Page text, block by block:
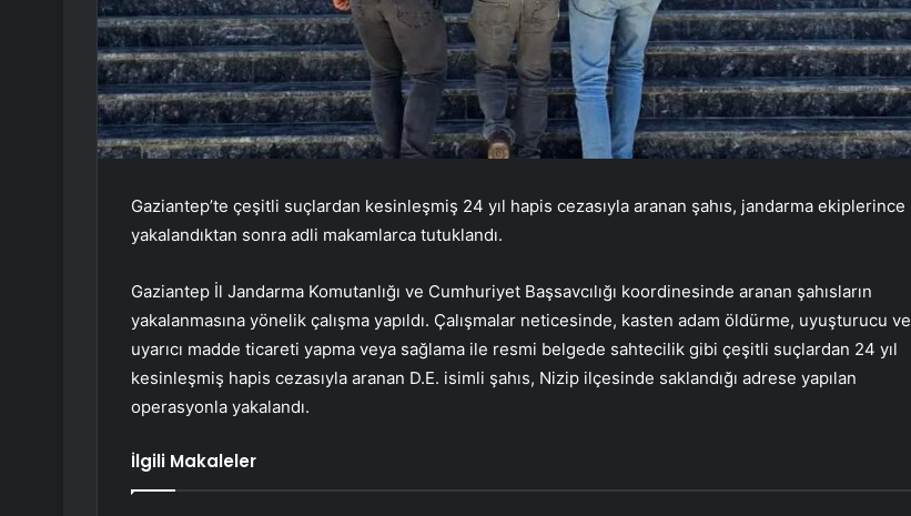
Gaziantep’te çeşitli suçlardan kesinleşmiş 24 yıl hapis cezasıyla aranan şahıs, jandarma ekiplerince
yakalandıktan sonra adli makamlarca tutuklandı.
Gaziantep İl Jandarma Komutanlığı ve Cumhuriyet Başsavcılığı koordinesinde aranan şahısların
yakalanmasına yönelik çalışma yapıldı. Çalışmalar neticesinde, kasten adam öldürme, uyuşturucu ve
uyarıcı madde ticareti yapma veya sağlama ile resmi belgede sahtecilik gibi çeşitli suçlardan 24 yıl
kesinleşmiş hapis cezasıyla aranan D.E. isimli şahıs, Nizip ilçesinde saklandığı adrese yapılan
operasyonla yakalandı.
İlgili Makaleler